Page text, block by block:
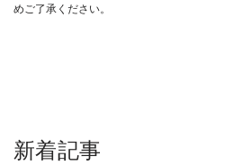
めご了承ください。
新着記事